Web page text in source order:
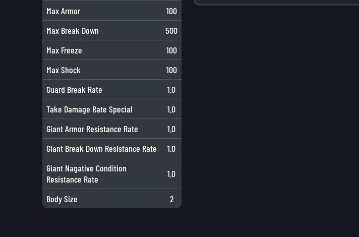
Max Armor
100
Max Break Down
500
Max Freeze
100
Max Shock
100
Guard Break Rate
1.0
Take Damage Rate Special
1.0
Giant Armor Resistance Rate
1.0
Giant Break Down Resistance Rate
1.0
Giant Nagative Condition
Resistance Rate
1.0
Body Size 2